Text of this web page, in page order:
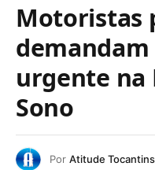
Motoristas
urgente na
Sono
Por Atitude Tocantins